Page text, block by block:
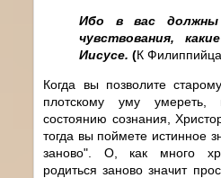
Ибо в вас
чувствования,
Иисусе. (К
Когда вы позволите
плотскому уму умереть,
состоянию сознания,
тогда вы поймете истинное
заново". О, как много
родиться заново значит